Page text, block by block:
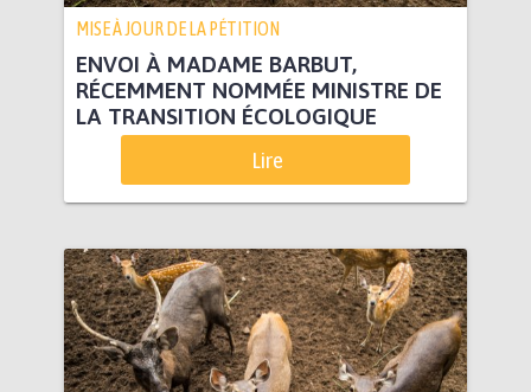
MISE À JOUR DE LA PÉTITION
ENVOI À MADAME BARBUT,
RÉCEMMENT NOMMÉE MINISTRE DE
LA TRANSITION ÉCOLOGIQUE
Lire